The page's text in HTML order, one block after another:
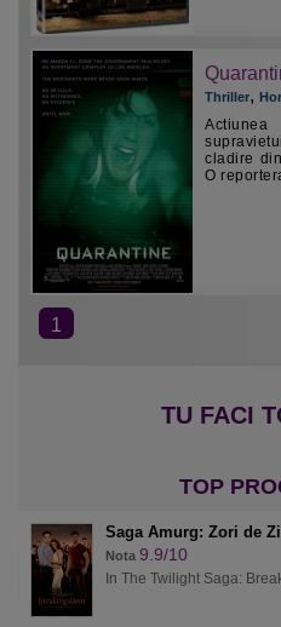
Thriller,
cladire
O
1
Saga Amurg: Zori de Zi
Nota 9.9/10
In The Twilight Saga: